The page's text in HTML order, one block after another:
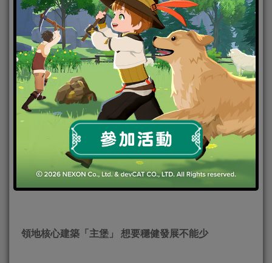
2021-07-02 |Android,IOS,事前登錄,手機遊戲
全新策略大作《無盡城戰》今公開領地核心建築「主
堡」和保護領主身家財產的第一道堡壘「城牆」建築
系統，另外還公開神秘龍穴七大元素巨龍的秘密。在
這次新聞稿中官方也搶先釋出無情者「哈拉爾三世」
及千古女帝「武則天」的英靈資訊給玩家們一飽眼
福。《無盡城戰》預登入已吸引超過10萬玩家參與，
還沒參與預登入活動的玩家們，記得手刀加入領取港
領地核心建築「主堡」 想要穩健發展不能少